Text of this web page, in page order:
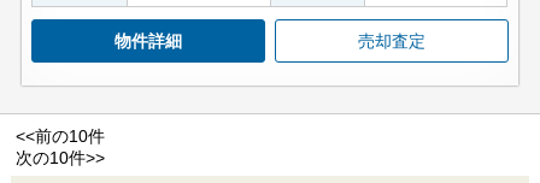
物件詳細 売却査定
<<前の10件
次の10件>>